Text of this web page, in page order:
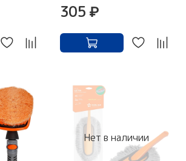
305 ₽
Нет в наличии